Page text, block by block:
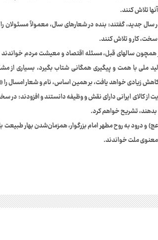
تلاش کنند.
جدید، گفتند: بنده در شعارهای سال، معمولاً مسئولان
کار و تلاش کنند.
سالهای قبل، مسئله اقتصاد و معیشت مردم خواندند
ملی با همت و پیگیری همگانی شتاب بگیرد، بسیاری
خواهد یافت، بر همین اساس، نام و شعار امسال را
از کالای ایرانی دارای نقش و وظیفه دانستند و افزودند: در
بدهند، تشریح خواهم کرد.
درود به روح مطهر امام بزرگوار، همزمان‌شدن بهار طبیعت
معنوی ملت خواندند.